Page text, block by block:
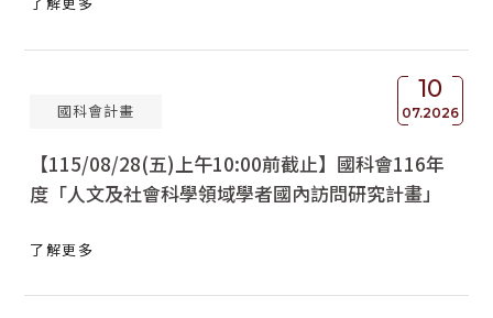
10
07.2026
國科會計畫
【115/08/28(五)上午10:00前截止】國科會116年
度「人文及社會科學領域學者國內訪問研究計畫」
了解更多